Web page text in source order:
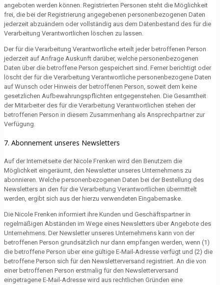
angeboten werden können. Registrierten Personen steht die Möglichkeit
frei, die bei der Registrierung angegebenen personenbezogenen Daten
jederzeit abzuändern oder vollständig aus dem Datenbestand des für die
Verarbeitung Verantwortlichen löschen zu lassen.
Der für die Verarbeitung Verantwortliche erteilt jeder betroffenen Person
jederzeit auf Anfrage Auskunft darüber, welche personenbezogenen
Daten über die betroffene Person gespeichert sind. Ferner berichtigt oder
löscht der für die Verarbeitung Verantwortliche personenbezogene Daten
auf Wunsch oder Hinweis der betroffenen Person, soweit dem keine
gesetzlichen Aufbewahrungspflichten entgegenstehen. Die Gesamtheit
der Mitarbeiter des für die Verarbeitung Verantwortlichen stehen der
betroffenen Person in diesem Zusammenhang als Ansprechpartner zur
Verfügung.
7. Abonnement unseres Newsletters
Auf der Internetseite der Nicole Frenken wird den Benutzern die
Möglichkeit eingeräumt, den Newsletter unseres Unternehmens zu
abonnieren. Welche personenbezogenen Daten bei der Bestellung des
Newsletters an den für die Verarbeitung Verantwortlichen übermittelt
werden, ergibt sich aus der hierzu verwendeten Eingabemaske.
Die Nicole Frenken informiert ihre Kunden und Geschäftspartner in
regelmäßigen Abständen im Wege eines Newsletters über Angebote des
Unternehmens. Der Newsletter unseres Unternehmens kann von der
betroffenen Person grundsätzlich nur dann empfangen werden, wenn (1)
die betroffene Person über eine gültige E-Mail-Adresse verfügt und (2) die
betroffene Person sich für den Newsletterversand registriert. An die von
einer betroffenen Person erstmalig für den Newsletterversand
eingetragene E-Mail-Adresse wird aus rechtlichen Gründen eine